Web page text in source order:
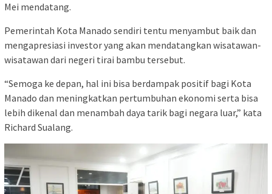
Mei mendatang.
Pemerintah Kota Manado sendiri tentu menyambut baik dan
mengapresiasi investor yang akan mendatangkan wisatawan-
wisatawan dari negeri tirai bambu tersebut.
“Semoga ke depan, hal ini bisa berdampak positif bagi Kota
Manado dan meningkatkan pertumbuhan ekonomi serta bisa
lebih dikenal dan menambah daya tarik bagi negara luar,” kata
Richard Sualang.